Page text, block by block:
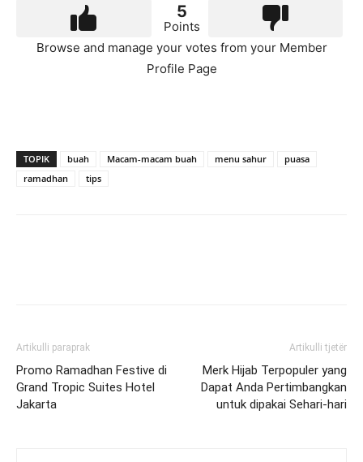
5
Points
Browse and manage your votes from your Member
Profile Page
TOPIK buah Macam-macam buah menu sahur
puasa
ramadhan
tips
Artikulli paraprak
Promo Ramadhan Festive di
Grand Tropic Suites Hotel
Jakarta
Artikulli tjetër
Merk Hijab Terpopuler yang
Dapat Anda Pertimbangkan
untuk dipakai Sehari-hari